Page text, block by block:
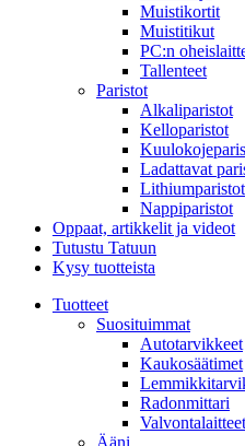
Muistikortit
Muistitikut
PC:n
Tallenteet
Paristot
Alkaliparistot
Kelloparistot
Ladattavat
Lithiumparistot
Nappiparistot
Oppaat, artikkelit ja videot
Tutustu Tatuun
Kysy tuotteista
Tuotteet
Suosituimmat
Autotarvikkeet
Kaukosäätimet
Radonmittari
Valvontalaitteet
Ääni